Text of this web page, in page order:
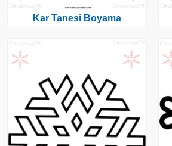
Kar Tanesi Boyama